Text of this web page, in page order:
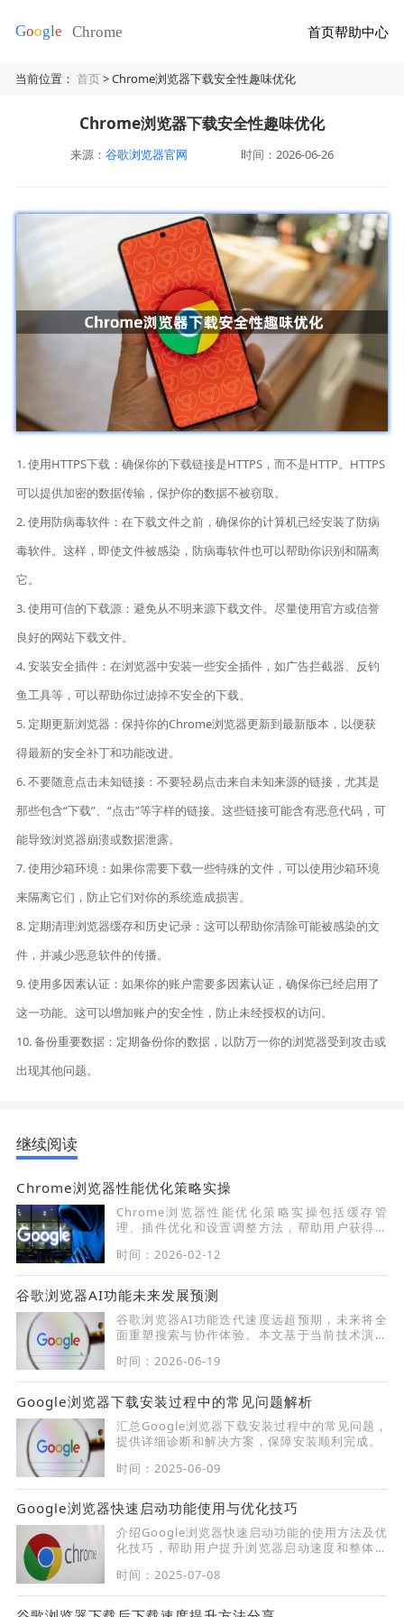
首页帮助中心
当前位置：首页> Chrome浏览器下载安全性趣味优化
Chrome浏览器下载安全性趣味优化
来源： 谷歌浏览器官网 时间：2026-06-26
1. 使用HTTPS下载：确保你的下载链接是HTTPS，而不是HTTP。HTTPS
可以提供加密的数据传输，保护你的数据不被窃取。
2. 使用防病毒软件：在下载文件之前，确保你的计算机已经安装了防病
毒软件。这样，即使文件被感染，防病毒软件也可以帮助你识别和隔离
它。
3. 使用可信的下载源：避免从不明来源下载文件。尽量使用官方或信誉
良好的网站下载文件。
4. 安装安全插件：在浏览器中安装一些安全插件，如广告拦截器、反钓
鱼工具等，可以帮助你过滤掉不安全的下载。
5. 定期更新浏览器：保持你的Chrome浏览器更新到最新版本，以便获
得最新的安全补丁和功能改进。
6. 不要随意点击未知链接：不要轻易点击来自未知来源的链接，尤其是
那些包含“下载”、“点击”等字样的链接。这些链接可能含有恶意代码，可
能导致浏览器崩溃或数据泄露。
7. 使用沙箱环境：如果你需要下载一些特殊的文件，可以使用沙箱环境
来隔离它们，防止它们对你的系统造成损害。
8. 定期清理浏览器缓存和历史记录：这可以帮助你清除可能被感染的文
件，并减少恶意软件的传播。
9. 使用多因素认证：如果你的账户需要多因素认证，确保你已经启用了
这一功能。这可以增加账户的安全性，防止未经授权的访问。
10. 备份重要数据：定期备份你的数据，以防万一你的浏览器受到攻击或
出现其他问题。
继续阅读
Chrome浏览器性能优化策略实操
Chrome浏览器性能优化策略实操包括缓存管
理、插件优化和设置调整方法，帮助用户获得更
时间：2026-02-12
谷歌浏览器AI功能未来发展预测
谷歌浏览器AI功能迭代速度远超预期，未来将全
面重塑搜索与协作体验。本文基于当前技术演进
知方向的发展趋势，助您把握办公技术变革。
时间：2026-06-19
Google浏览器下载安装过程中的常见问题解析
汇总Google浏览器下载安装过程中的常见问题，
提供详细诊断和解决方案，保障安装顺利完成。
时间：2025-06-09
Google浏览器快速启动功能使用与优化技巧
介绍Google浏览器快速启动功能的使用方法及优
化技巧，帮助用户提升浏览器启动速度和整体性
时间：2025-07-08